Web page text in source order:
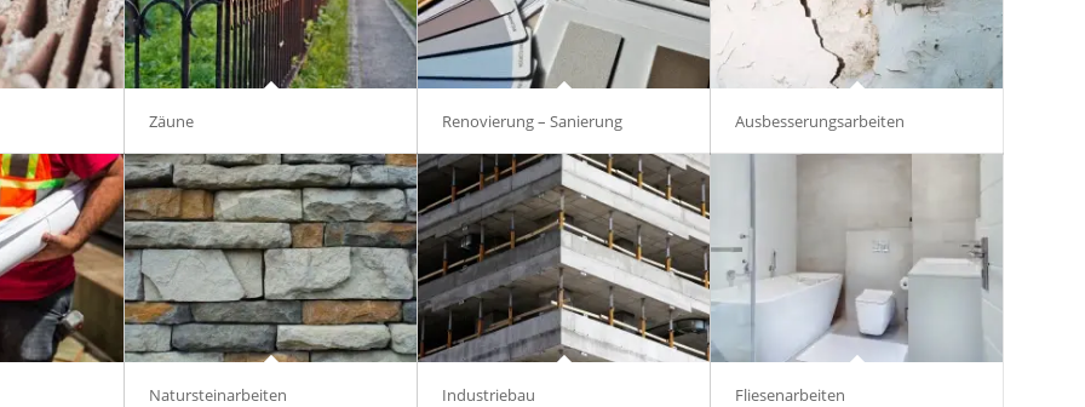
Zäune Renovierung – Sanierung Ausbesserungsarbeiten
Natursteinarbeiten Industriebau Fliesenarbeiten